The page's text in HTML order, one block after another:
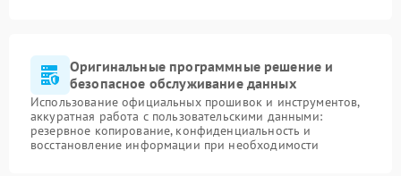
Оригинальные программные решение и
безопасное обслуживание данных
Использование официальных прошивок и инструментов,
аккуратная работа с пользовательскими данными:
резервное копирование, конфиденциальность и
восстановление информации при необходимости